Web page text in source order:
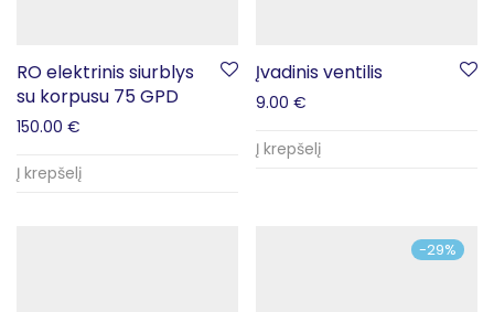
RO elektrinis siurblys
su korpusu 75 GPD
150.00 €
Į krepšelį
Įvadinis ventilis
9.00 €
Į krepšelį
-29%